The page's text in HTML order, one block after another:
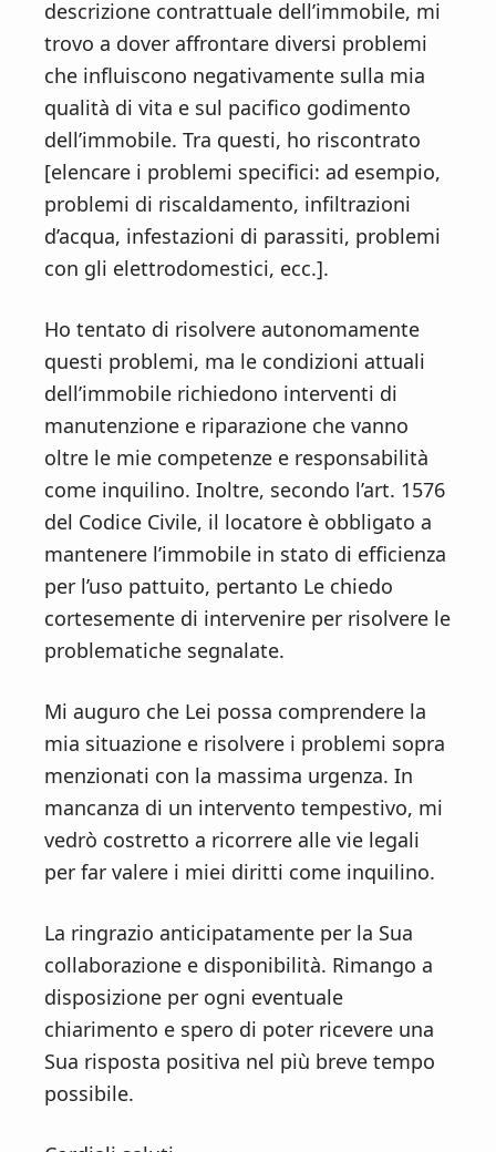
descrizione contrattuale dell’immobile, mi
trovo a dover affrontare diversi problemi
che influiscono negativamente sulla mia
qualità di vita e sul pacifico godimento
dell’immobile. Tra questi, ho riscontrato
[elencare i problemi specifici: ad esempio,
problemi di riscaldamento, infiltrazioni
d’acqua, infestazioni di parassiti, problemi
con gli elettrodomestici, ecc.].
Ho tentato di risolvere autonomamente
questi problemi, ma le condizioni attuali
dell’immobile richiedono interventi di
manutenzione e riparazione che vanno
oltre le mie competenze e responsabilità
come inquilino. Inoltre, secondo l’art. 1576
del Codice Civile, il locatore è obbligato a
mantenere l’immobile in stato di efficienza
per l’uso pattuito, pertanto Le chiedo
cortesemente di intervenire per risolvere le
problematiche segnalate.
Mi auguro che Lei possa comprendere la
mia situazione e risolvere i problemi sopra
menzionati con la massima urgenza. In
mancanza di un intervento tempestivo, mi
vedrò costretto a ricorrere alle vie legali
per far valere i miei diritti come inquilino.
La ringrazio anticipatamente per la Sua
collaborazione e disponibilità. Rimango a
disposizione per ogni eventuale
chiarimento e spero di poter ricevere una
Sua risposta positiva nel più breve tempo
possibile.